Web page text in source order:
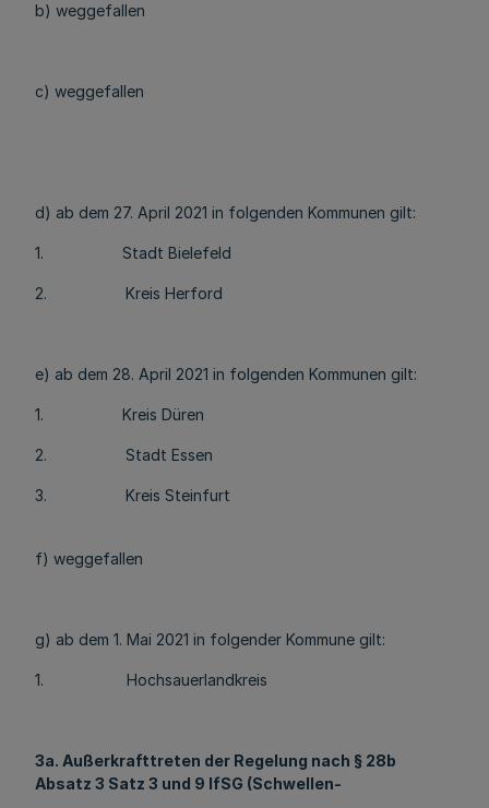
b) weggefallen
c) weggefallen
d) ab dem 27. April 2021 in folgenden Kommunen gilt:
1. Stadt Bielefeld
2. Kreis Herford
e) ab dem 28. April 2021 in folgenden Kommunen gilt:
1. Kreis Düren
2. Stadt Essen
3. Kreis Steinfurt
f) weggefallen
g) ab dem 1. Mai 2021 in folgender Kommune gilt:
1. Hochsauerlandkreis
3a. Außerkrafttreten der Regelung nach § 28b
Absatz 3 Satz 3 und 9 IfSG (Schwellen-